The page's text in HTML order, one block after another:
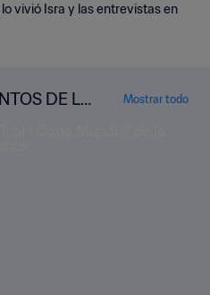
vivió Isra y las entrevistas en
DE LA
Mostrar todo